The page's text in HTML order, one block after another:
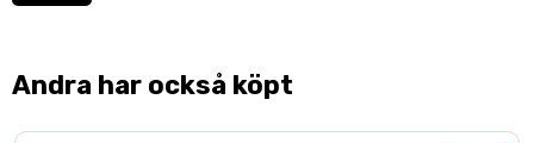
Udringet halsudskæring.
Knapp i gul kontrastfärg
Andra har också köpt